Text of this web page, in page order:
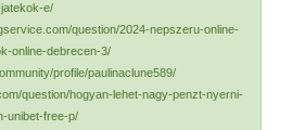
e/
question/2024-nepszeru-online-
online-debrecen-3/
profile/paulinaclune589/
question/hogyan-lehet-nagy-penzt-nyerni-
unibet-free-p/